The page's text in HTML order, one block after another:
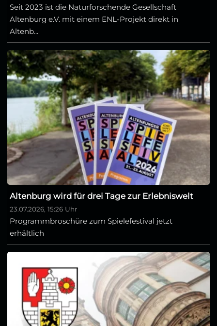
Seit 2023 ist die Naturforschende Gesellschaft
Altenburg e.V. mit einem ENL-Projekt direkt in
Altenb...
Altenburg wird für drei Tage zur Erlebniswelt
23.07.2026, 15:26 Uhr
Programmbroschüre zum Spielefestival jetzt
erhältlich